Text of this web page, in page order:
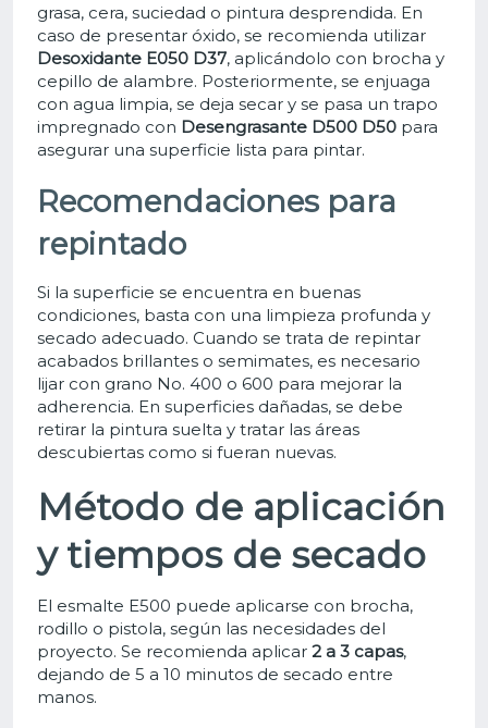
grasa, cera, suciedad o pintura desprendida. En
caso de presentar óxido, se recomienda utilizar
Desoxidante E050 D37, aplicándolo con brocha y
cepillo de alambre. Posteriormente, se enjuaga
con agua limpia, se deja secar y se pasa un trapo
impregnado con Desengrasante D500 D50 para
asegurar una superficie lista para pintar.
Recomendaciones para
repintado
Si la superficie se encuentra en buenas
condiciones, basta con una limpieza profunda y
secado adecuado. Cuando se trata de repintar
acabados brillantes o semimates, es necesario
lijar con grano No. 400 o 600 para mejorar la
adherencia. En superficies dañadas, se debe
retirar la pintura suelta y tratar las áreas
descubiertas como si fueran nuevas.
Método de aplicación
y tiempos de secado
El esmalte E500 puede aplicarse con brocha,
rodillo o pistola, según las necesidades del
proyecto. Se recomienda aplicar 2 a 3 capas,
dejando de 5 a 10 minutos de secado entre
manos.